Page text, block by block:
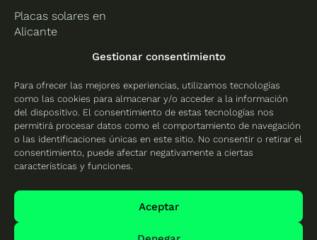
Gestionar consentimiento
Para ofrecer las mejores experiencias, utilizamos tecnologías
como las cookies para almacenar y/o acceder a la información
del dispositivo. El consentimiento de estas tecnologías nos
permitirá procesar datos como el comportamiento de navegación
o las identificaciones únicas en este sitio. No consentir o retirar el
consentimiento, puede afectar negativamente a ciertas
características y funciones.
Aceptar
Placas solares en
Alicante
Placas solares en
Placas solares en
Valencia
Protección de datos
Política de cookies
Mapa del sitio